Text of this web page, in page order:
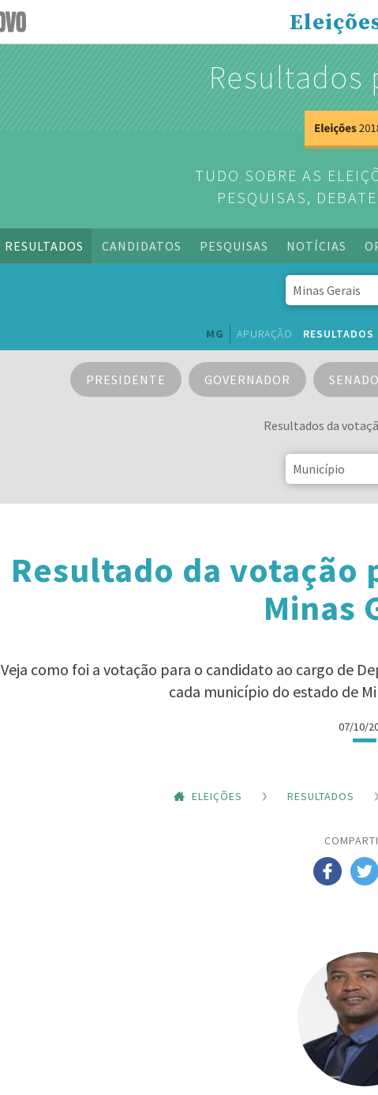
Resultados
TUDO SOBRE AS
PESQUISAS,
RESULTADOS CANDIDATOS PESQUISAS NOTÍCIAS
MG APURAÇÃO RESULTADOS
PRESIDENTE GOVERNADOR
Resultados da
Resultado da votação
Minas
Veja como foi a votação para o candidato ao cargo de
cada município do estado de
07/10/
ELEIÇÕES RESULTADOS